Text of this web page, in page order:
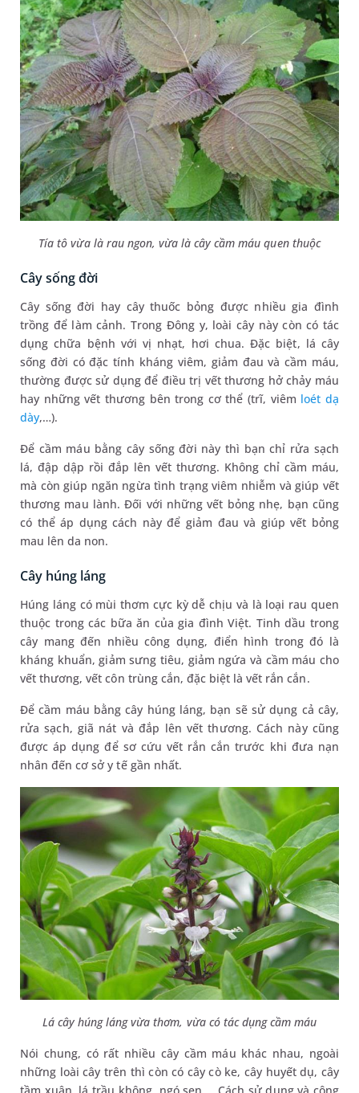
Tía tô vừa là rau ngon, vừa là cây cầm máu quen thuộc
Cây sống đời
Cây sống đời hay cây thuốc bỏng được nhiều gia đình
trồng để làm cảnh. Trong Đông y, loài cây này còn có tác
dụng chữa bệnh với vị nhạt, hơi chua. Đặc biệt, lá cây
sống đời có đặc tính kháng viêm, giảm đau và cầm máu,
thường được sử dụng để điều trị vết thương hở chảy máu
hay những vết thương bên trong cơ thể (trĩ, viêm loét dạ
dày,…).
Để cầm máu bằng cây sống đời này thì bạn chỉ rửa sạch
lá, đập dập rồi đắp lên vết thương. Không chỉ cầm máu,
mà còn giúp ngăn ngừa tình trạng viêm nhiễm và giúp vết
thương mau lành. Đối với những vết bỏng nhẹ, bạn cũng
có thể áp dụng cách này để giảm đau và giúp vết bỏng
mau lên da non.
Cây húng láng
Húng láng có mùi thơm cực kỳ dễ chịu và là loại rau quen
thuộc trong các bữa ăn của gia đình Việt. Tinh dầu trong
cây mang đến nhiều công dụng, điển hình trong đó là
kháng khuẩn, giảm sưng tiêu, giảm ngứa và cầm máu cho
vết thương, vết côn trùng cắn, đặc biệt là vết rắn cắn.
Để cầm máu bằng cây húng láng, bạn sẽ sử dụng cả cây,
rửa sạch, giã nát và đắp lên vết thương. Cách này cũng
được áp dụng để sơ cứu vết rắn cắn trước khi đưa nạn
nhân đến cơ sở y tế gần nhất.
Lá cây húng láng vừa thơm, vừa có tác dụng cầm máu
Nói chung, có rất nhiều cây cầm máu khác nhau, ngoài
những loài cây trên thì còn có cây cò ke, cây huyết dụ, cây
tầm xuân, lá trầu không, ngó sen,… Cách sử dụng và công